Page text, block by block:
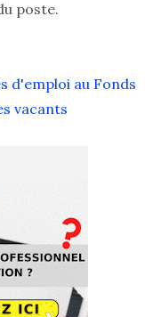
poste.
d'emploi au Fonds
vacants